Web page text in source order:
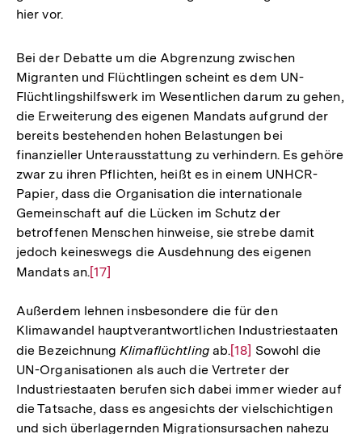
hier vor.
Bei der Debatte um die Abgrenzung zwischen
Migranten und Flüchtlingen scheint es dem UN-
Flüchtlingshilfswerk im Wesentlichen darum zu gehen,
die Erweiterung des eigenen Mandats aufgrund der
bereits bestehenden hohen Belastungen bei
finanzieller Unterausstattung zu verhindern. Es gehöre
zwar zu ihren Pflichten, heißt es in einem UNHCR-
Papier, dass die Organisation die internationale
Gemeinschaft auf die Lücken im Schutz der
betroffenen Menschen hinweise, sie strebe damit
jedoch keineswegs die Ausdehnung des eigenen
Mandats an.Zur
der
Fußnote
[17]
Außerdem lehnen insbesondere die für den
Klimawandel hauptverantwortlichen Industriestaaten
die BezeichnungKlimaflüchtling ab.Zur
Auflösung
der
Fußnote
[18] Sowohl die
UN-Organisationen als auch die Vertreter der
Industriestaaten berufen sich dabei immer wieder auf
die Tatsache, dass es angesichts der vielschichtigen
und sich überlagernden Migrationsursachen nahezu